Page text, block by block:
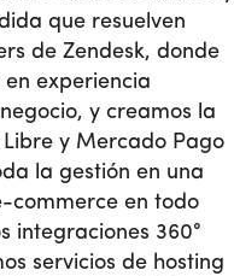
que resuelven
de Zendesk, donde
experiencia
y creamos la
y Mercado Pago
la gestión en una
commerce en todo
integraciones 360°
servicios de hosting